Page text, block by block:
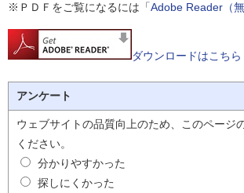
※ＰＤＦをご覧になるには「Adobe Reader（無
ダウンロードはこちら
アンケート
ウェブサイトの品質向上のため、このページ
ください。
分かりやすかった
探しにくかった